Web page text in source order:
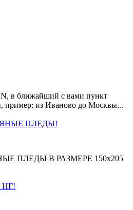
в ближайший с вами пункт
пример: из Иваново до Москвы...
ПЛЕДЫ!
ПЛЕДЫ В РАЗМЕРЕ 150х205
НГ!